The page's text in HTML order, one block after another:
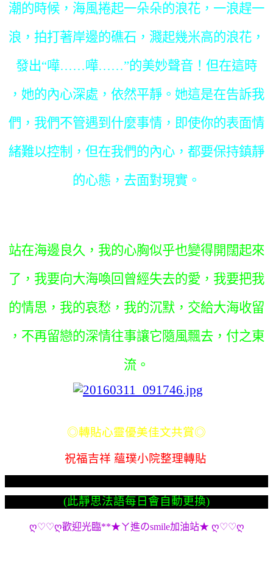
潮的時候，海風捲起一朵朵的浪花，一浪趕一
浪，拍打著岸邊的礁石，濺起幾米高的浪花，
發出“嘩……嘩……”的美妙聲音！但在這時
，她的內心深處，依然平靜。她這是在告訴我
們，我們不管遇到什麼事情，即使你的表面情
緒難以控制，但在我們的內心，都要保持鎮靜
的心態，去面對現實。
站在海邊良久，我的心胸似乎也變得開闊起來
了，我要向大海喚回曾經失去的愛，我要把我
的情思，我的哀愁，我的沉默，交給大海收留
，不再留戀的深情往事讓它隨風飄去，付之東
流。
◎轉貼心靈優美佳文共賞◎
祝福吉祥 蘊璞小院整理轉貼
(此靜思法語每日會自動更換)
ღ♡♡ღ歡迎光臨**★ㄚ進のsmile加油站★ ღ♡♡ღ